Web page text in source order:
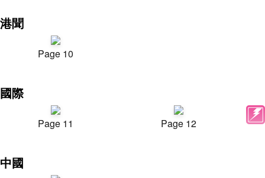
港聞
Page 10
國際
Page 11 Page 12
中國